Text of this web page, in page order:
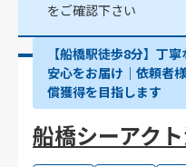
をご確認下さい
【船橋駅徒歩8分】丁
安心をお届け｜依頼者
償獲得を目指します
船橋シーアク